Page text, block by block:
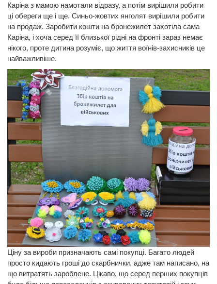
Каріна з мамою намотали відразу, а потім вирішили робити
ці обереги ще і ще. Синьо-жовтих янголят вирішили робити
на продаж. Заробити кошти на бронежилет захотіла сама
Каріна, і хоча серед її близької рідні на фронті зараз немає
нікого, проте дитина розуміє, що життя воїнів-захисників це
найважливіше.
Ціну за вироби призначають самі покупці. Багато людей
просто кидають гроші до скарбнички, адже там написано, на
що витратять зароблене. Цікаво, що серед перших покупців